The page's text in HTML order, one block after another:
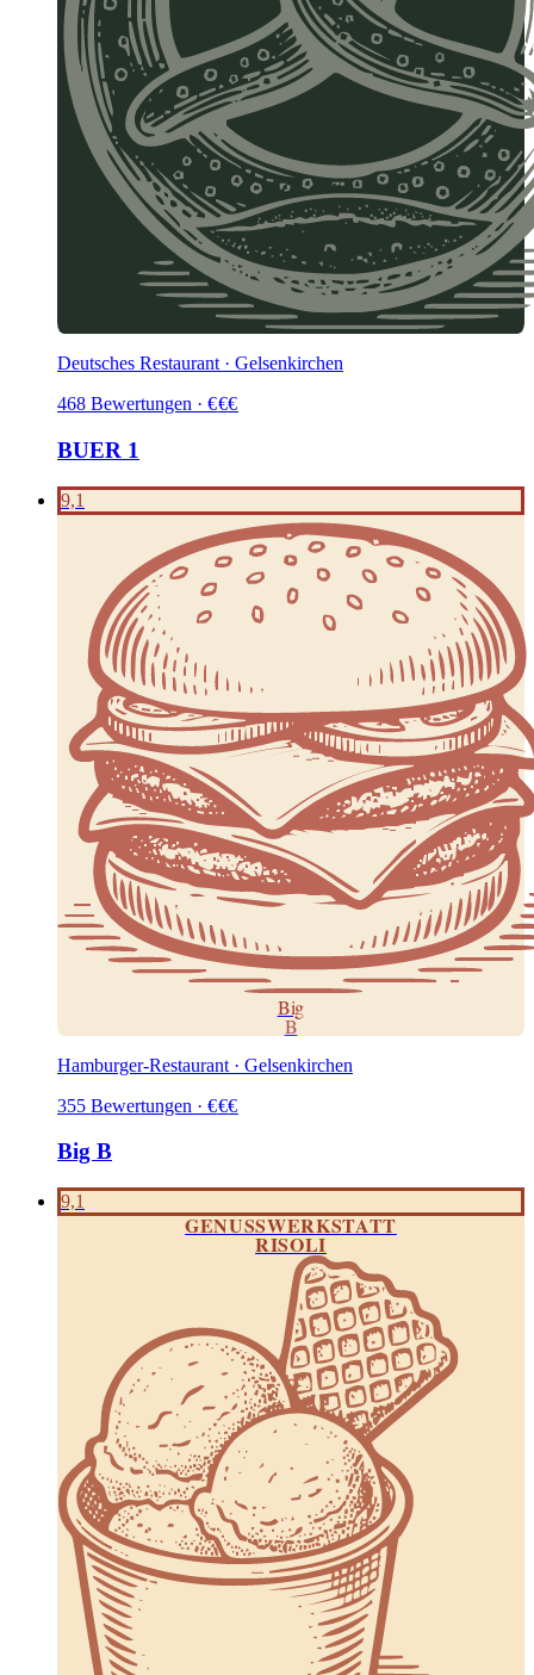
Deutsches Restaurant · Gelsenkirchen
468 Bewertungen · €€€
BUER 1
9,1
Big
B
Hamburger-Restaurant · Gelsenkirchen
355 Bewertungen · €€€
Big B
9,1
GENUSSWERKSTATT
RISOLI